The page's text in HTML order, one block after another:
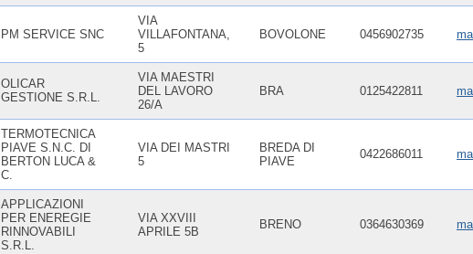
PM SERVICE SNC
VIA
VILLAFONTANA,
5
BOVOLONE 0456902735
OLICAR
GESTIONE S.R.L.
VIA MAESTRI
DEL LAVORO
26/A
BRA 0125422811
TERMOTECNICA
PIAVE S.N.C. DI
BERTON LUCA &
C.
VIA DEI MASTRI
5
BREDA DI
PIAVE
0422686011
APPLICAZIONI
PER ENEREGIE
RINNOVABILI
S.R.L.
VIA XXVIII
APRILE 5B
BRENO 0364630369